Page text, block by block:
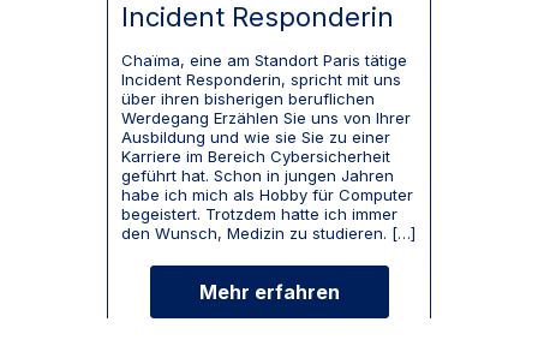
Incident Responderin
Chaïma, eine am Standort Paris tätige
Incident Responderin, spricht mit uns
über ihren bisherigen beruflichen
Werdegang Erzählen Sie uns von Ihrer
Ausbildung und wie sie Sie zu einer
Karriere im Bereich Cybersicherheit
geführt hat. Schon in jungen Jahren
habe ich mich als Hobby für Computer
begeistert. Trotzdem hatte ich immer
den Wunsch, Medizin zu studieren. […]
Mehr erfahren